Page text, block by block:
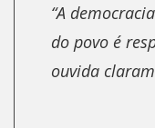
“A
do povo é
ouvida